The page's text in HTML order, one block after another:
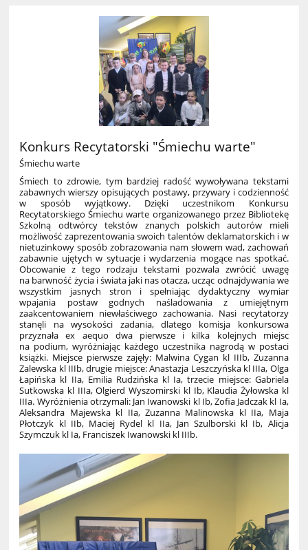
Konkurs Recytatorski "Śmiechu warte"
Śmiechu warte
Śmiech to zdrowie, tym bardziej radość wywoływana tekstami
zabawnych wierszy opisujących postawy, przywary i codzienność
w sposób wyjątkowy. Dzięki uczestnikom Konkursu
Recytatorskiego Śmiechu warte organizowanego przez Bibliotekę
Szkolną odtwórcy tekstów znanych polskich autorów mieli
możliwość zaprezentowania swoich talentów deklamatorskich i w
nietuzinkowy sposób zobrazowania nam słowem wad, zachowań
zabawnie ujętych w sytuacje i wydarzenia mogące nas spotkać.
Obcowanie z tego rodzaju tekstami pozwala zwrócić uwagę
na barwność życia i świata jaki nas otacza, ucząc odnajdywania we
wszystkim jasnych stron i spełniając dydaktyczny wymiar
wpajania postaw godnych naśladowania z umiejętnym
zaakcentowaniem niewłaściwego zachowania. Nasi recytatorzy
stanęli na wysokości zadania, dlatego komisja konkursowa
przyznała ex aequo dwa pierwsze i kilka kolejnych miejsc
na podium, wyróżniając każdego uczestnika nagrodą w postaci
książki. Miejsce pierwsze zajęły: Malwina Cygan kl IIIb, Zuzanna
Zalewska kl IIIb, drugie miejsce: Anastazja Leszczyńska kl IIIa, Olga
Łapińska kl IIa, Emilia Rudzińska kl Ia, trzecie miejsce: Gabriela
Sutkowska kl IIIa, Olgierd Wyszomirski kl Ib, Klaudia Żyłowska kl
IIIa. Wyróżnienia otrzymali: Jan Iwanowski kl Ib, Zofia Jadczak kl Ia,
Aleksandra Majewska kl IIa, Zuzanna Malinowska kl IIa, Maja
Płotczyk kl IIb, Maciej Rydel kl IIa, Jan Szulborski kl Ib, Alicja
Szymczuk kl Ia, Franciszek Iwanowski kl IIIb.